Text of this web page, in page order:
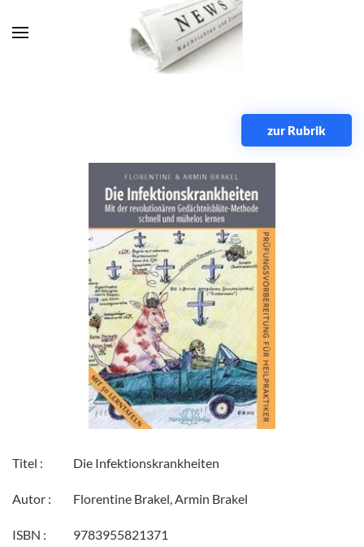
Zum Hauptinhalt springen
zur Rubrik
Titel : Die Infektionskrankheiten
Autor : Florentine Brakel, Armin Brakel
ISBN : 9783955821371